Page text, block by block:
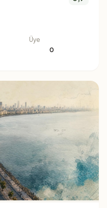
Üye
0